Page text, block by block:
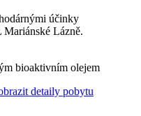
účinky
Lázně.
bioaktivním olejem
detaily pobytu